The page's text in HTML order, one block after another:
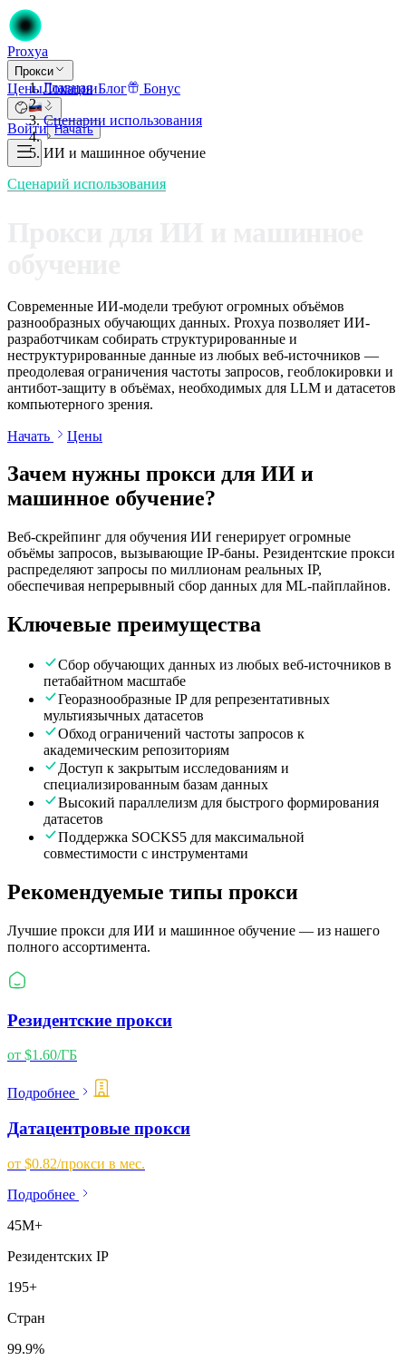
Proxya
Прокси
ЦеныЛокацииБлог Бонус
Войти Начать
Главная
Сценарии использования
ИИ и машинное обучение
Сценарий использования
Современные ИИ-модели требуют огромных объёмов
разнообразных обучающих данных. Proxya позволяет ИИ-
разработчикам собирать структурированные и
неструктурированные данные из любых веб-источников —
преодолевая ограничения частоты запросов, геоблокировки и
антибот-защиту в объёмах, необходимых для LLM и датасетов
компьютерного зрения.
Начать Цены
Зачем нужны прокси для ИИ и
машинное обучение?
Веб-скрейпинг для обучения ИИ генерирует огромные
объёмы запросов, вызывающие IP-баны. Резидентские прокси
распределяют запросы по миллионам реальных IP,
обеспечивая непрерывный сбор данных для ML-пайплайнов.
Ключевые преимущества
Сбор обучающих данных из любых веб-источников в
петабайтном масштабе
Георазнообразные IP для репрезентативных
мультиязычных датасетов
Обход ограничений частоты запросов к
академическим репозиториям
Доступ к закрытым исследованиям и
специализированным базам данных
Высокий параллелизм для быстрого формирования
датасетов
Поддержка SOCKS5 для максимальной
совместимости с инструментами
Рекомендуемые типы прокси
Лучшие прокси для ИИ и машинное обучение — из нашего
полного ассортимента.
Резидентские прокси
от $1.60/ГБ
Подробнее
Датацентровые прокси
от $0.82/прокси в мес.
Подробнее
45M+
Резидентских IP
195+
Стран
99.9%